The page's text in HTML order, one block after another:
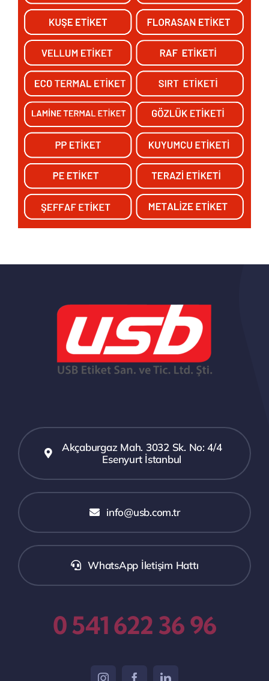
Akçaburgaz Mah. 3032 Sk. No: 4/4
Esenyurt İstanbul
info@usb.com.tr
WhatsApp İletişim Hattı
0 541 622 36 96